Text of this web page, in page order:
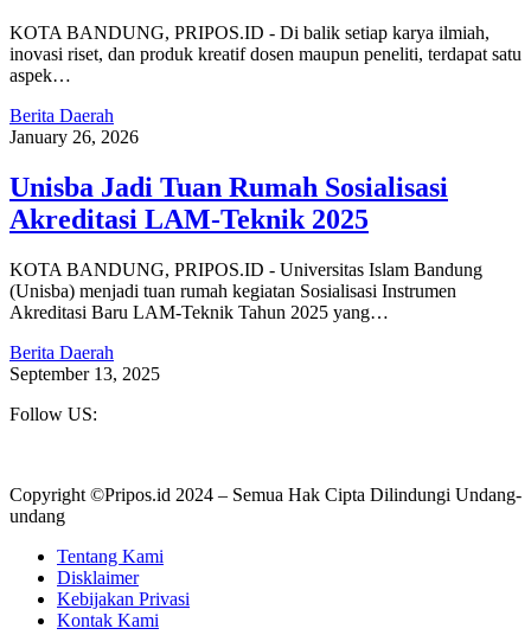
KOTA BANDUNG, PRIPOS.ID - Di balik setiap karya ilmiah,
inovasi riset, dan produk kreatif dosen maupun peneliti, terdapat satu
aspek…
Berita Daerah
January 26, 2026
Unisba Jadi Tuan Rumah Sosialisasi
Akreditasi LAM-Teknik 2025
KOTA BANDUNG, PRIPOS.ID - Universitas Islam Bandung
(Unisba) menjadi tuan rumah kegiatan Sosialisasi Instrumen
Akreditasi Baru LAM-Teknik Tahun 2025 yang…
Berita Daerah
September 13, 2025
Follow US:
Copyright ©Pripos.id 2024 – Semua Hak Cipta Dilindungi Undang-
undang
Tentang Kami
Disklaimer
Kebijakan Privasi
Kontak Kami